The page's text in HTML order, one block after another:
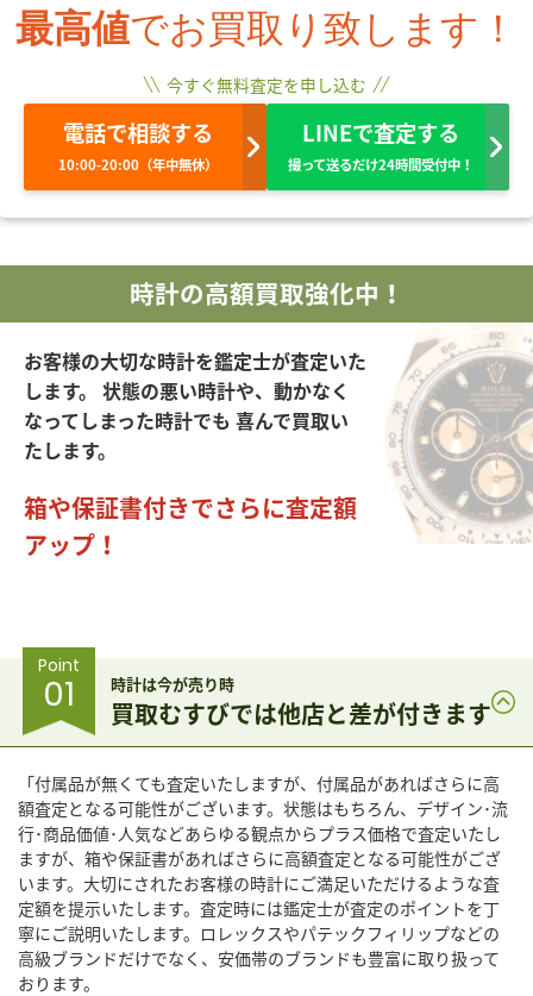
最高値でお買取り致します！
今すぐ無料査定を申し込む
電話で相談する
10:00-20:00（年中無休）
LINEで査定する
撮って送るだけ24時間受付中！
時計の高額買取強化中！
お客様の大切な時計を鑑定士が査定いた
します。 状態の悪い時計や、動かなく
なってしまった時計でも 喜んで買取い
たします。
箱や保証書付きでさらに査定額
アップ！
Point
01 時計は今が売り時
買取むすびでは他店と差が付きます
「付属品が無くても査定いたしますが、付属品があればさらに高
額査定となる可能性がございます。状態はもちろん、デザイン･流
行･商品価値･人気などあらゆる観点からプラス価格で査定いたし
ますが、箱や保証書があればさらに高額査定となる可能性がござ
います。大切にされたお客様の時計にご満足いただけるような査
定額を提示いたします。査定時には鑑定士が査定のポイントを丁
寧にご説明いたします。ロレックスやパテックフィリップなどの
高級ブランドだけでなく、安価帯のブランドも豊富に取り扱って
おります。